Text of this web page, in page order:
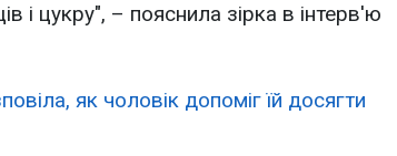
і цукру", – пояснила зірка в інтерв'ю
як чоловік допоміг їй досягти